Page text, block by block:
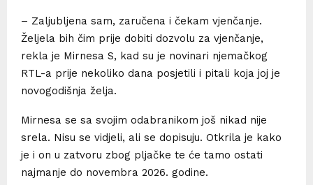
– Zaljubljena sam, zaručena i čekam vjenčanje.
Željela bih čim prije dobiti dozvolu za vjenčanje,
rekla je Mirnesa S, kad su je novinari njemačkog
RTL-a prije nekoliko dana posjetili i pitali koja joj je
novogodišnja želja.
Mirnesa se sa svojim odabranikom još nikad nije
srela. Nisu se vidjeli, ali se dopisuju. Otkrila je kako
je i on u zatvoru zbog pljačke te će tamo ostati
najmanje do novembra 2026. godine.